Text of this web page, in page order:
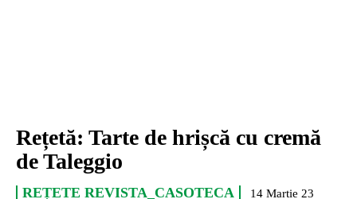
Rețetă: Tarte de hrișcă cu cremă
de Taleggio
REȚETE REVISTA_CASOTECA 14 Martie 23